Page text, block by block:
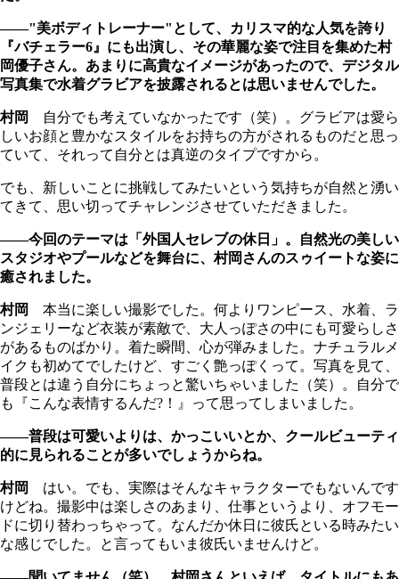
――"美ボディトレーナー"として、カリスマ的な人気を誇り
『バチェラー6』にも出演し、その華麗な姿で注目を集めた村
岡優子さん。あまりに高貴なイメージがあったので、デジタル
写真集で水着グラビアを披露されるとは思いませんでした。
村岡
自分でも考えていなかったです（笑）。グラビアは愛ら
しいお顔と豊かなスタイルをお持ちの方がされるものだと思っ
ていて、それって自分とは真逆のタイプですから。
でも、新しいことに挑戦してみたいという気持ちが自然と湧い
てきて、思い切ってチャレンジさせていただきました。
――今回のテーマは「外国人セレブの休日」。自然光の美しい
スタジオやプールなどを舞台に、村岡さんのスゥイートな姿に
癒されました。
村岡
本当に楽しい撮影でした。何よりワンピース、水着、ラ
ンジェリーなど衣装が素敵で、大人っぽさの中にも可愛らしさ
があるものばかり。着た瞬間、心が弾みました。ナチュラルメ
イクも初めてでしたけど、すごく艶っぽくって。写真を見て、
普段とは違う自分にちょっと驚いちゃいました（笑）。自分で
も『こんな表情するんだ?！』って思ってしまいました。
――普段は可愛いよりは、かっこいいとか、クールビューティ
的に見られることが多いでしょうからね。
村岡
はい。でも、実際はそんなキャラクターでもないんです
けどね。撮影中は楽しさのあまり、仕事というより、オフモー
ドに切り替わっちゃって。なんだか休日に彼氏といる時みたい
な感じでした。と言ってもいま彼氏いませんけど。